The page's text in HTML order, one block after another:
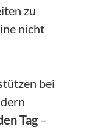
zu
nicht
bei
Tag–